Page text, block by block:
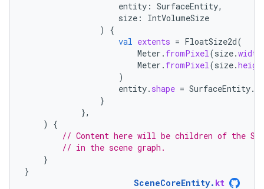
entity : SurfaceEntity,
size :
IntVolumeSize
)
{
val extents = FloatSize2d(
Meter . fromPixel (size.width
Meter . fromPixel (size.
)
entity. shape = SurfaceEntity.
}
},
)
{
// Content here will be children of the
// in the scene graph.
}
}
SceneCoreEntity. kt